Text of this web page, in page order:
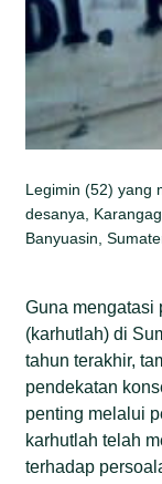
Legimin (52) yang
desanya,
Banyuasin,
Guna mengatasi
(karhutlah) di
tahun terakhir,
pendekatan
penting melalui
karhutlah telah
terhadap